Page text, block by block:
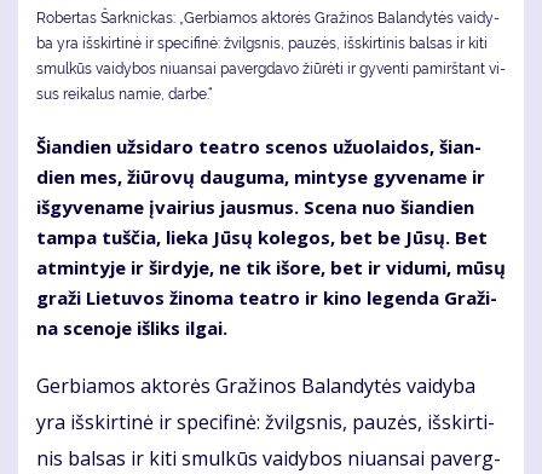
Robertas Šarknickas: „Ger­bia­mos ak­to­rės Gra­ži­nos Ba­lan­dy­tės vai­dy­
ba yra iš­skir­ti­nė ir spe­ci­fi­nė: žvilgs­nis, pau­zės, iš­skir­ti­nis bal­sas ir ki­ti
smul­kūs vai­dy­bos niu­an­sai pa­verg­da­vo žiū­rė­ti ir gy­ven­ti pa­mirš­tant vi­
sus rei­ka­lus na­mie, dar­be.“
Šian­dien už­si­da­ro te­at­ro sce­nos užuo­lai­dos, šian­
dien mes, žiū­ro­vų dau­gu­ma, min­ty­se gy­ve­na­me ir
iš­gy­ve­na­me įvai­rius jaus­mus. Sce­na nuo šian­dien
tam­pa tuš­čia, lie­ka Jū­sų ko­le­gos, bet be Jū­sų. Bet
at­min­ty­je ir šir­dy­je, ne tik iš­ore, bet ir vi­du­mi, mū­sų
gra­ži Lie­tu­vos ži­no­ma te­at­ro ir ki­no le­gen­da Gra­ži­
na sce­no­je iš­liks il­gai.
Ger­bia­mos ak­to­rės Gra­ži­nos Ba­lan­dy­tės vai­dy­ba
yra iš­skir­ti­nė ir spe­ci­fi­nė: žvilgs­nis, pau­zės, iš­skir­ti­
nis bal­sas ir ki­ti smul­kūs vai­dy­bos niu­an­sai pa­verg­